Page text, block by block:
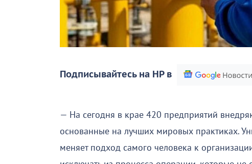
Подписывайтесь на НР в
— На сегодня в крае 420 предприятий
основанные на лучших мировых практиках.
меняет подход самого человека к